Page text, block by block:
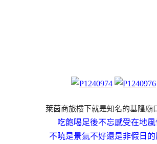
萊茵商旅樓下就是知名的基隆廟
吃飽喝足後不忘感受在地風
不曉是景氣不好還是非假日的